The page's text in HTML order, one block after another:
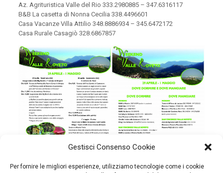
Gestisci Consenso Cookie
Per fornire le migliori esperienze, utilizziamo tecnologie come i cookie
Az. Agrituristica Valle del Rio 333.2980885 – 347.6316117
B&B La casetta di Nonna Cecilia 338.4496601
Casa Vacanze Villa Attilio 348.8886934 – 345.6472172
Casa Rurale Casagiò 328.6867857
delle giornate
mangiare